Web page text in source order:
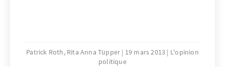
Patrick Roth, Rita Anna Tüpper 19 mars 2013
L'opinion
politique